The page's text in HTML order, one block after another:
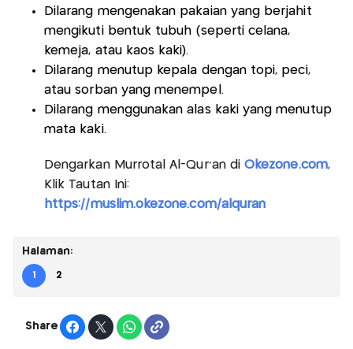
Dilarang mengenakan pakaian yang berjahit
mengikuti bentuk tubuh (seperti celana,
kemeja, atau kaos kaki).
Dilarang menutup kepala dengan topi, peci,
atau sorban yang menempel.
Dilarang menggunakan alas kaki yang menutup
mata kaki.
Dengarkan Murrotal Al-Qur'an diOkezone.com,
Klik Tautan Ini:
https://muslim.okezone.com/alquran
Halaman:
1 2
Share